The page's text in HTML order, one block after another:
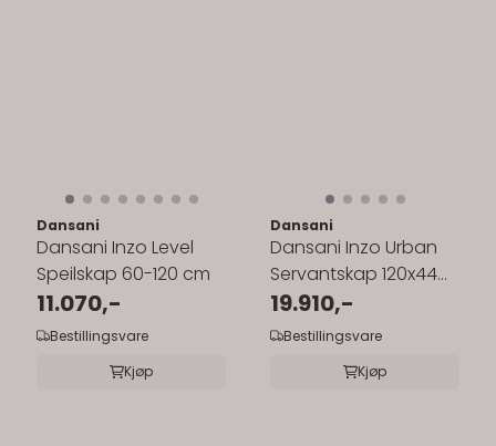
Dansani
Dansani Inzo Level
Speilskap 60-120 cm
11.070,-
Bestillingsvare
Kjøp
Dansani
Dansani Inzo Urban
Servantskap 120x44
cm med sort ramme
for enkel ...
19.910,-
Bestillingsvare
Kjøp